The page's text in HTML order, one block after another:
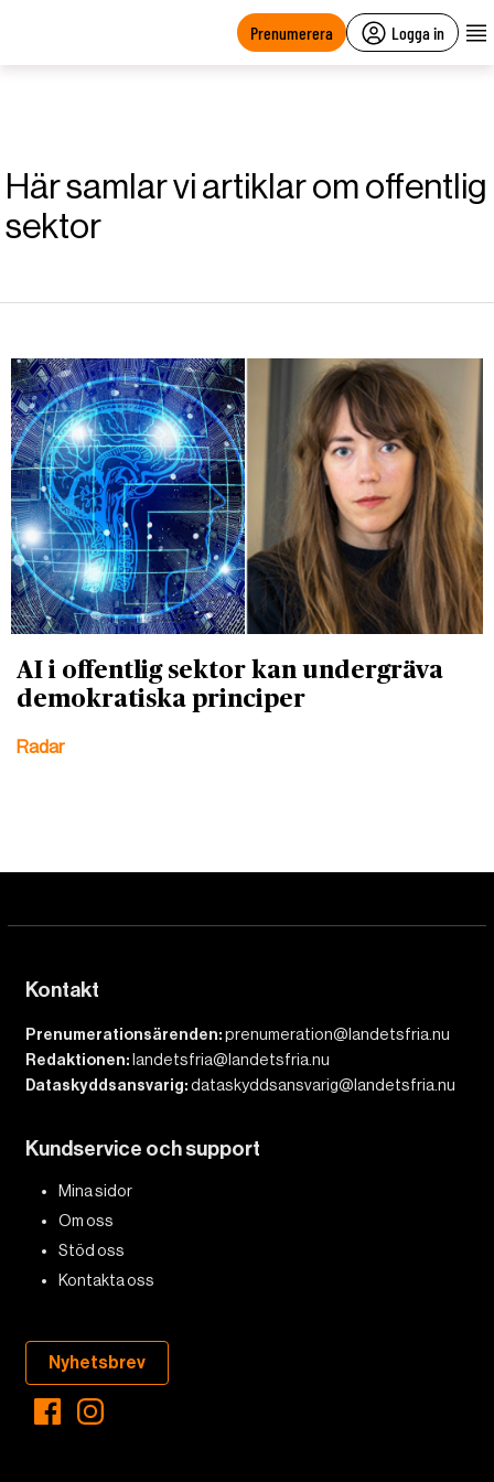
Prenumerera Logga in
Här samlar vi artiklar om offentlig
sektor
AI i offentlig sektor kan undergräva
demokratiska principer
Radar
Kontakt
Prenumerationsärenden:prenumeration@landetsfria.nu
Redaktionen: landetsfria@landetsfria.nu
Dataskyddsansvarig:dataskyddsansvarig@landetsfria.nu
Kundservice och support
Mina sidor
Om oss
Stöd oss
Kontakta oss
Nyhetsbrev